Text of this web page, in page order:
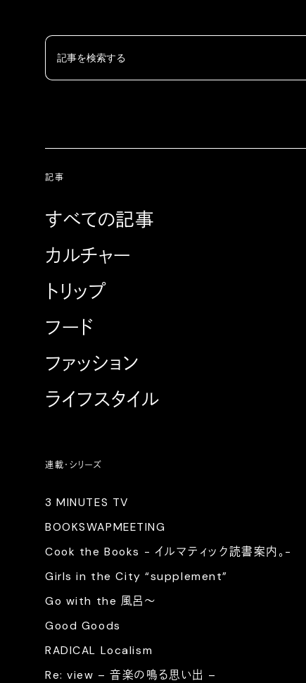
記事
すべての記事
カルチャー
トリップ
フード
ファッション
ライフスタイル
連載・シリーズ
3 MINUTES TV
BOOKSWAPMEETING
Cook the Books - イルマティック読書案内。-
Girls in the City “supplement”
Go with the 風呂〜
Good Goods
RADICAL Localism
Re: view – 音楽の鳴る思い出 –